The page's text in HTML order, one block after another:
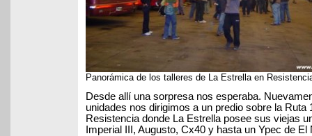
Panorámica de los talleres de La Estrella en
Desde allí una sorpresa nos esperaba.
unidades nos dirigimos a un predio sobre la Ruta
Resistencia donde La Estrella posee sus viejas
Imperial III, Augusto, Cx40 y hasta un Ypec de El